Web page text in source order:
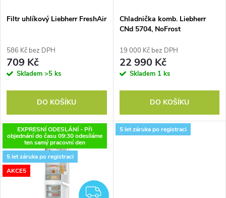
p
r
o
u
k
t
s
r
o
d
u
k
Filtr uhlíkový Liebherr FreshAir
586 Kč bez DPH
709 Kč
Skladem >5 ks
DO KOŠÍKU
Chladnička komb. Liebherr
CNd 5704, NoFrost
19 000 Kč bez DPH
22 990 Kč
Skladem 1 ks
DO KOŠÍKU
EXPRESNÍ ODESLÁNÍ - Při
objednání do času 09:30 odesíláme
ten samý pracovní den
5 let záruka po registraci
AKCE5
ZDARMA
5 let záruka po registraci